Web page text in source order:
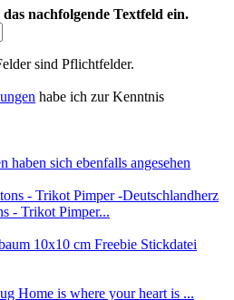
nachfolgende Textfeld ein.
sind Pflichtfelder.
habe ich zur Kenntnis
haben sich ebenfalls angesehen
- Trikot Pimper...
Freebie Stickdatei